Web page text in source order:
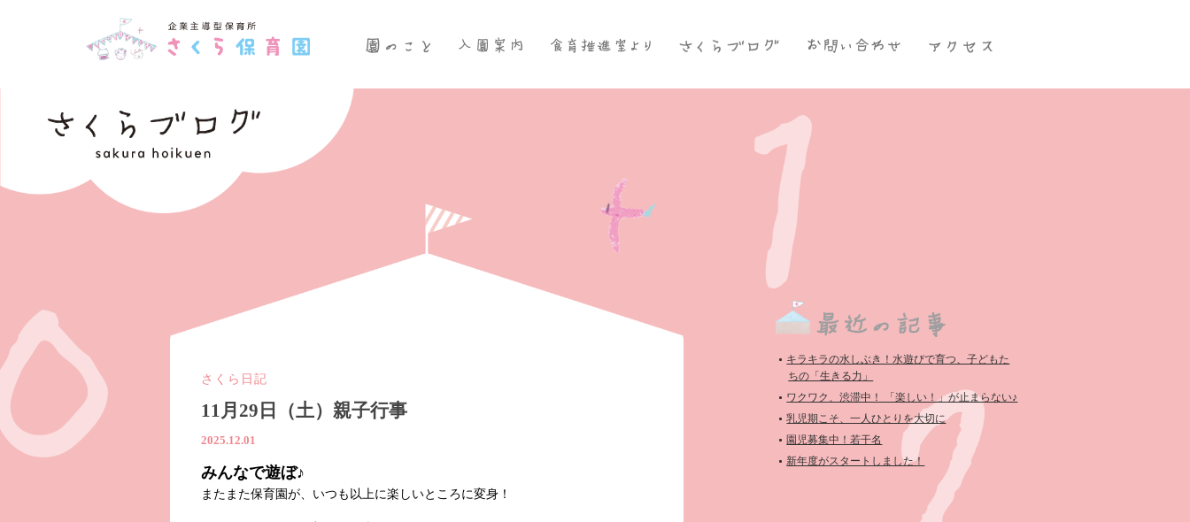
さくら日記
11月29日（土）親子行事
2025.12.01
みんなで遊ぼ♪
またまた保育園が、いつも以上に楽しいところに変身！
キラキラの水しぶき！水遊びで育つ、子どもた
ちの「生きる力」
ワクワク、渋滞中！ 「楽しい！」が止まらない♪
乳児期こそ、一人ひとりを大切に
園児募集中！若干名
新年度がスタートしました！